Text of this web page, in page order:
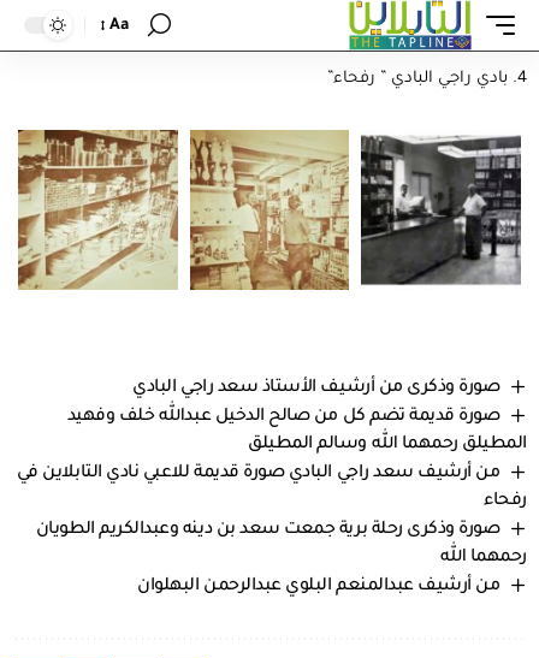
Aa
أحمد المهنا ” رفحاء”
بادي راجي البادي ” رفحاء”
صورة وذكرى من أرشيف الأستاذ سعد راجي البادي
صورة قديمة تضم كل من صالح الدخيل عبدالله خلف وفهيد
المطيلق رحمهما الله وسالم المطيلق
من أرشيف سعد راجي البادي صورة قديمة للاعبي نادي التابلاين في
رفحاء
صورة وذكرى رحلة برية جمعت سعد بن دينه وعبدالكريم الطويان
رحمهما الله
من أرشيف عبدالمنعم البلوي عبدالرحمن البهلوان